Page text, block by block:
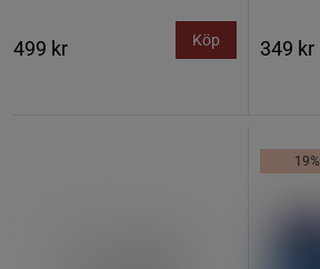
499 kr Köp 349 kr
19%